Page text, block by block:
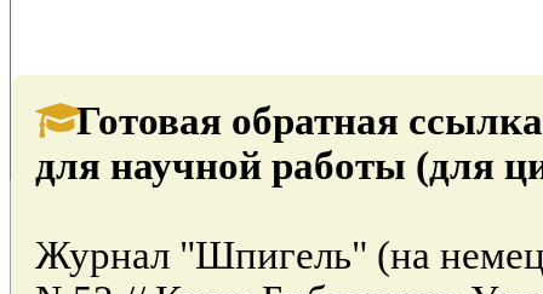
Готовая обратная
для научной работы (для
Журнал "Шпигель" (на